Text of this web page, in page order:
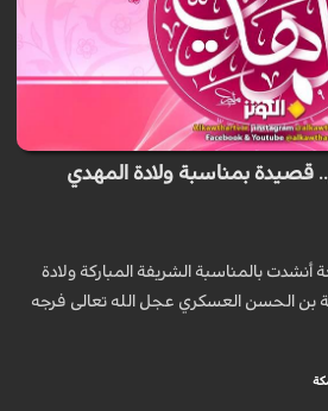
قصيدة بمناسبة ولادة المهدي
أنشدت بالمناسبة الشريفة المباركة ولادة
بن الحسن العسكري عجل الله تعالى فرجه